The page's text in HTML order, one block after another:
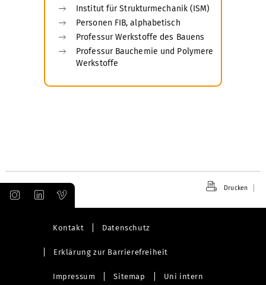
Institut für Strukturmechanik (ISM)
Personen FIB, alphabetisch
Professur Werkstoffe des Bauens
Professur Bauchemie und Polymere
Werkstoffe
Drucken
Kontakt Datenschutz
Erklärung zur Barrierefreiheit
Impressum Sitemap Uni intern